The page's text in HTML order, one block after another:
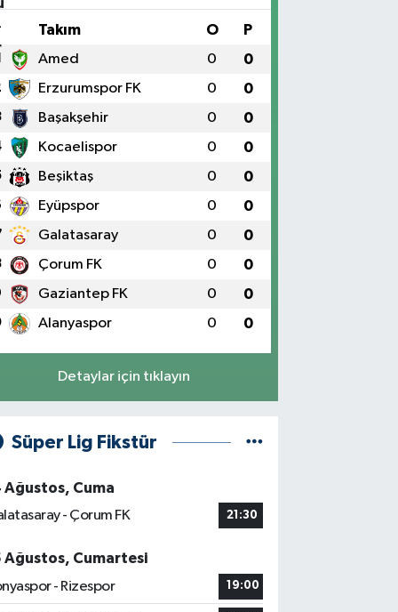
Takım O P
Amed 0 0
Erzurumspor FK 0 0
Başakşehir 0 0
Kocaelispor 0 0
Beşiktaş 0 0
Eyüpspor 0 0
Galatasaray 0 0
Çorum FK 0 0
Gaziantep FK 0 0
Alanyaspor 0 0
Detaylar için tıklayın
Süper Lig Fikstür
Ağustos, Cuma
- Çorum FK
21:30
Ağustos, Cumartesi
- Rizespor
19:00